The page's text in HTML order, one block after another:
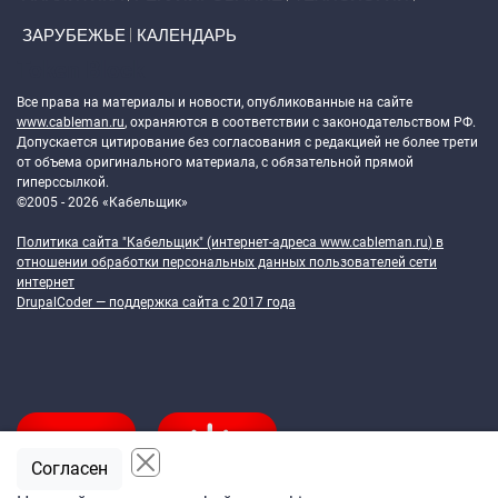
ЗАРУБЕЖЬЕ КАЛЕНДАРЬ
Все права на материалы и новости, опубликованные на сайте
www.cableman.ru, охраняются в соответствии с законодательством РФ.
Допускается цитирование без согласования с редакцией не более трети
от объема оригинального материала, с обязательной прямой
гиперссылкой.
©2005 - 2026 «Кабельщик»
Политика сайта "Кабельщик" (интернет-адреса www.cableman.ru) в
отношении обработки персональных данных пользователей сети
интернет
DrupalCoder — поддержка сайта c 2017 года
Согласен